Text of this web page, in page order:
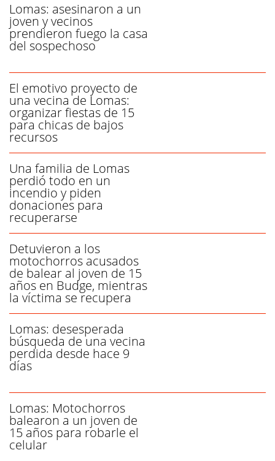
Lomas: asesinaron a un
joven y vecinos
prendieron fuego la casa
del sospechoso
El emotivo proyecto de
una vecina de Lomas:
organizar fiestas de 15
para chicas de bajos
recursos
Una familia de Lomas
perdió todo en un
incendio y piden
donaciones para
recuperarse
Detuvieron a los
motochorros acusados
de balear al joven de 15
años en Budge, mientras
la víctima se recupera
Lomas: desesperada
búsqueda de una vecina
perdida desde hace 9
días
Lomas: Motochorros
balearon a un joven de
15 años para robarle el
celular